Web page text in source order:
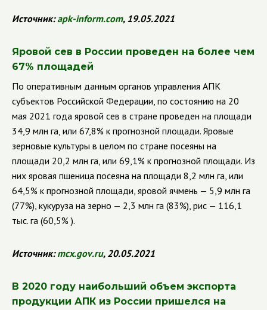
Источник:apk-inform.com, 19.05.2021
Яровой сев в России проведен на более чем
67% площадей
По оперативным данным органов управления АПК
субъектов Российской Федерации, по состоянию на 20
мая 2021 года яровой сев в стране проведен на площади
34,9 млн га, или 67,8% к прогнозной площади. Яровые
зерновые культуры в целом по стране посеяны на
площади 20,2 млн га, или 69,1% к прогнозной площади. Из
них яровая пшеница посеяна на площади 8,2 млн га, или
64,5% к прогнозной площади, яровой ячмень — 5,9 млн га
(77%), кукуруза на зерно — 2,3 млн га (83%), рис — 116,1
тыс. га (60,5% ).
Источник:mcx.gov.ru, 20.05.2021
В 2020 году наибольший объем экспорта
продукции АПК из России пришелся на